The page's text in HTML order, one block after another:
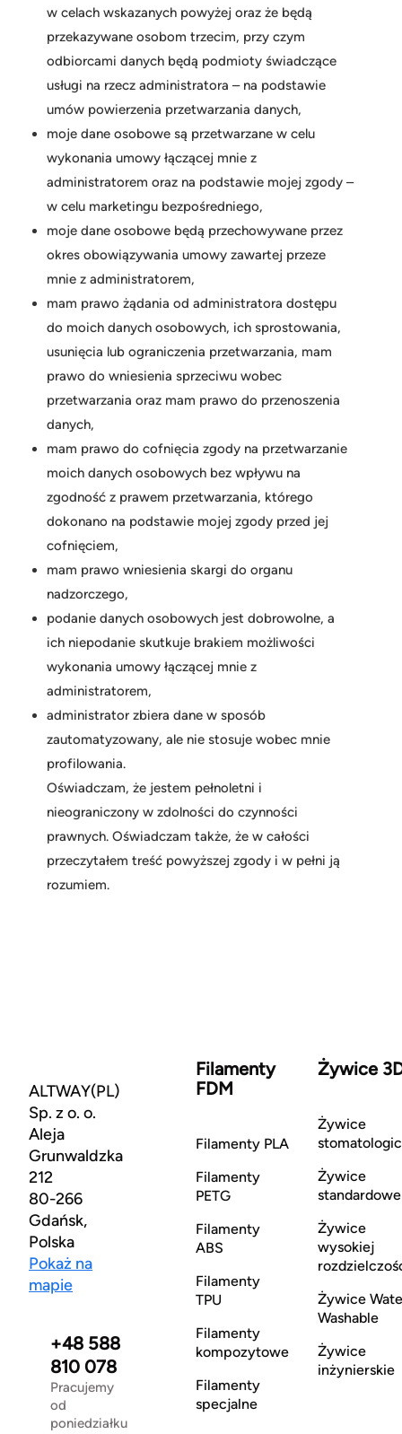
w celach wskazanych powyżej oraz że będą
przekazywane osobom trzecim, przy czym
odbiorcami danych będą podmioty świadczące
usługi na rzecz administratora – na podstawie
umów powierzenia przetwarzania danych,
moje dane osobowe są przetwarzane w celu
wykonania umowy łączącej mnie z
administratorem oraz na podstawie mojej zgody –
w celu marketingu bezpośredniego,
moje dane osobowe będą przechowywane przez
okres obowiązywania umowy zawartej przeze
mnie z administratorem,
mam prawo żądania od administratora dostępu
do moich danych osobowych, ich sprostowania,
usunięcia lub ograniczenia przetwarzania, mam
prawo do wniesienia sprzeciwu wobec
przetwarzania oraz mam prawo do przenoszenia
danych,
mam prawo do cofnięcia zgody na przetwarzanie
moich danych osobowych bez wpływu na
zgodność z prawem przetwarzania, którego
dokonano na podstawie mojej zgody przed jej
cofnięciem,
mam prawo wniesienia skargi do organu
nadzorczego,
podanie danych osobowych jest dobrowolne, a
ich niepodanie skutkuje brakiem możliwości
wykonania umowy łączącej mnie z
administratorem,
administrator zbiera dane w sposób
zautomatyzowany, ale nie stosuje wobec mnie
profilowania.
Oświadczam, że jestem pełnoletni i
nieograniczony w zdolności do czynności
prawnych. Oświadczam także, że w całości
przeczytałem treść powyższej zgody i w pełni ją
rozumiem.
ALTWAY(PL)
Sp. z o. o.
Aleja
Grunwaldzka
212
80-266
Gdańsk,
Polska
Pokaż na
mapie
+48 588
810 078
Pracujemy
od
poniedziałku
Filamenty
FDM
Filamenty PLA
Filamenty
PETG
Filamenty
ABS
Filamenty
TPU
Filamenty
kompozytowe
Filamenty
specjalne
Żywice
Żywice
Żywice
standardowe
Żywice
wysokiej
Żywice
Washable
Żywice
inżynierskie